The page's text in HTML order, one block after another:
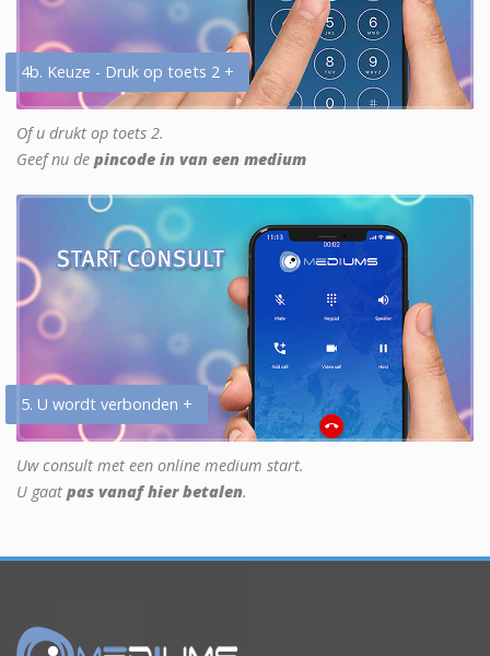
4b. Keuze - Druk op toets 2 +
Of u drukt op toets 2.
Geef nu de pincode in van een medium
5. U wordt verbonden +
Uw consult met een online medium start.
U gaat pas vanaf hier betalen.